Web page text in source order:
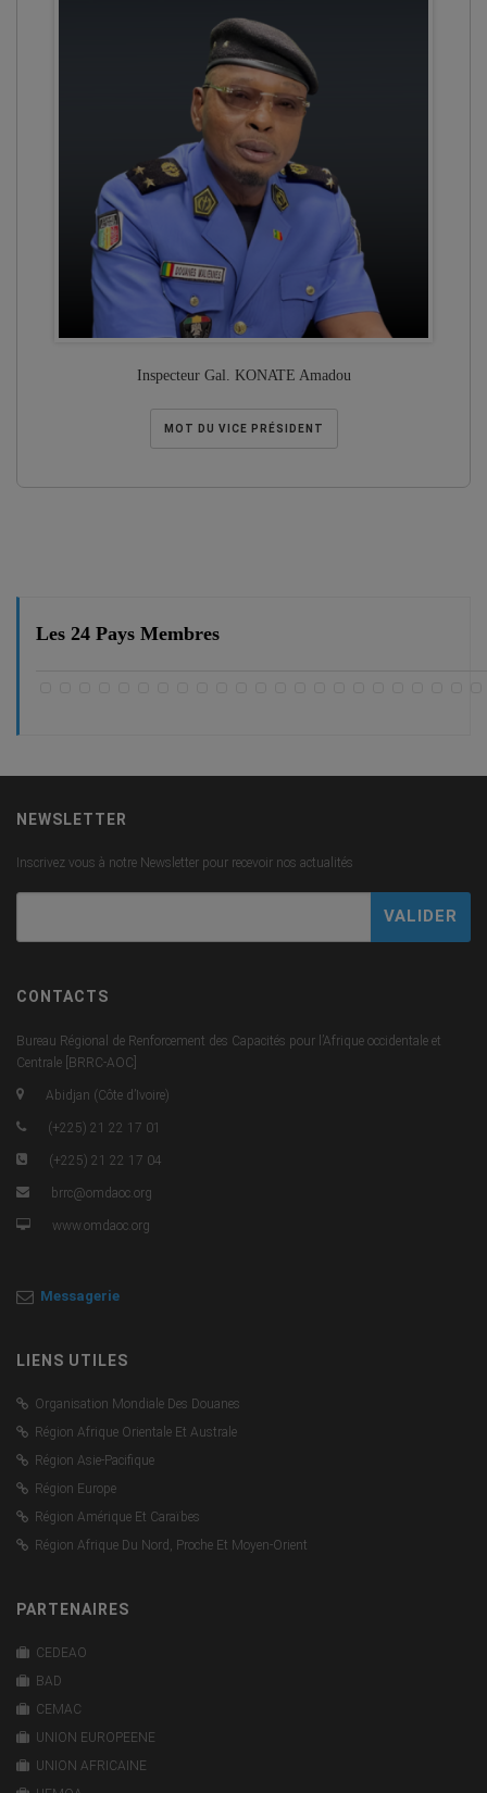
Inspecteur Gal. KONATE Amadou
MOT DU VICE PRÉSIDENT
Les 24 Pays Membres
NEWSLETTER
Inscrivez vous à notre Newsletter pour recevoir nos actualités
CONTACTS
Bureau Régional de Renforcement des Capacités pour l’Afrique occidentale et
Centrale [BRRC-AOC]
Abidjan (Côte d’Ivoire)
(+225) 21 22 17 01
(+225) 21 22 17 04
brrc@omdaoc.org
www.omdaoc.org
Messagerie
LIENS UTILES
Organisation Mondiale Des Douanes
Région Afrique Orientale Et Australe
Région Asie-Pacifique
Région Europe
Région Amérique Et Caraïbes
Région Afrique Du Nord, Proche Et Moyen-Orient
PARTENAIRES
CEDEAO
BAD
CEMAC
UNION EUROPEENE
UNION AFRICAINE